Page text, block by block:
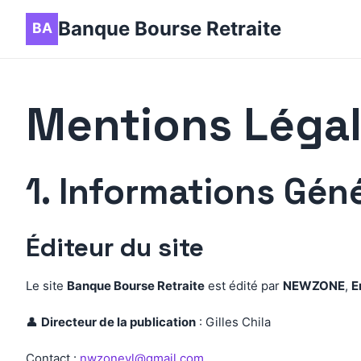
Banque Bourse Retraite
Mentions
1. Informations
Éditeur du site
Le site Banque Bourse Retraite est édité par NEWZONE,
👤 Directeur de la publication : Gilles Chila